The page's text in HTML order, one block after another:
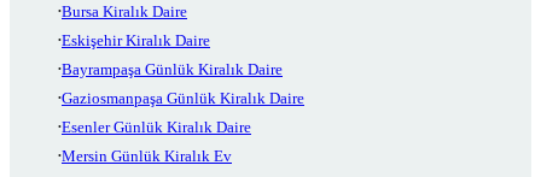
Bursa Kiralık Daire
Eskişehir Kiralık Daire
Bayrampaşa Günlük Kiralık Daire
Gaziosmanpaşa Günlük Kiralık Daire
Esenler Günlük Kiralık Daire
Mersin Günlük Kiralık Ev